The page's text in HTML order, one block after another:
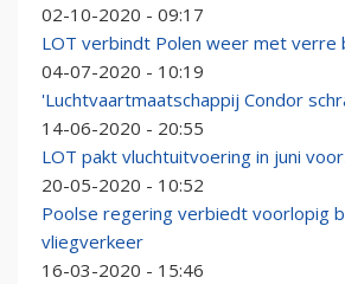
02-10-2020 - 09:17
LOT verbindt Polen weer met verre
04-07-2020 - 10:19
'Luchtvaartmaatschappij Condor
14-06-2020 - 20:55
LOT pakt vluchtuitvoering in juni
20-05-2020 - 10:52
Poolse regering verbiedt voorlopig
vliegverkeer
16-03-2020 - 15:46